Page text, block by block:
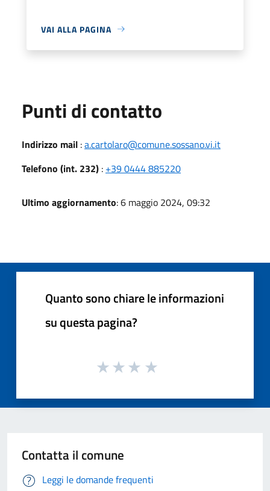
VAI ALLA PAGINA
Punti di contatto
Indirizzo mail :a.cartolaro@comune.sossano.vi.it
Telefono (int. 232) : +39 0444 885220
Ultimo aggiornamento: 6 maggio 2024, 09:32
Quanto sono chiare le informazioni
su questa pagina?
Contatta il comune
Leggi le domande frequenti